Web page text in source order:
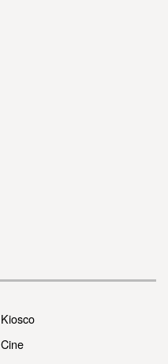
Kiosco
Cine